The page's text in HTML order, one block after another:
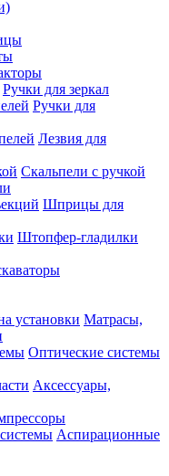
Ручки для зеркал
Ручки для
Лезвия для
Скальпели с ручкой
Шприцы для
Штопфер-гладилки
Матрасы,
Оптические системы
Аксессуары,
Аспирационные